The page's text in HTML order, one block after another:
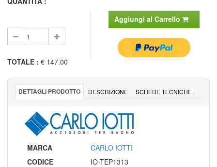
Aggiungi al Carrello
TOTALE : € 147.00
DETTAGLI PRODOTTO DESCRIZIONE SCHEDE TECNICHE
MARCA
CARLO IOTTI
CODICE
IO-TEP1313